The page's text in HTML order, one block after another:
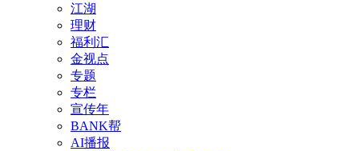
江湖
理财
福利汇
金视点
专题
专栏
宣传年
BANK帮
AI播报